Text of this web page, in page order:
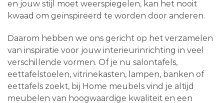
en jouw stijl moet weerspiegelen, kan het nooit
kwaad om geïnspireerd te worden door anderen.
Daarom hebben we ons gericht op het verzamelen
van inspiratie voor jouw interieurinrichting in veel
verschillende vormen. Of je nu salontafels,
eettafelstoelen, vitrinekasten, lampen, banken of
eettafels zoekt, bij Home meubels vind je altijd
meubelen van hoogwaardige kwaliteit en een